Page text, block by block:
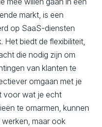
markt, is een
op SaaS-diensten
Het biedt de flexibiliteit,
die nodig zijn om
van klanten te
omgaan met je
voor wat je echt
te omarmen, kunnen
maar ook